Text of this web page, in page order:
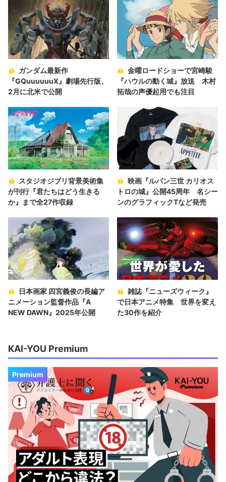
ガンダム最新作
『GQuuuuuuX』劇場先行版、
2月に北米で公開
金曜ロードショーで宮崎駿
『ハウルの動く城』放送 木村
拓哉の声優起用でも注目
スタジオジブリ背景美術集
が刊行『君たちはどう生きる
か』まで全27作収録
映画『ルパン三世 カリオス
トロの城』公開45周年 名シー
ンのグラフィックTなど発売
日本画家 四宮義俊の長編ア
ニメーション監督作品『A
NEW DAWN』2025年公開
雑誌『ニューズウィーク』
で日本アニメ特集 世界を変え
た30作を紹介
KAI-YOU Premium
Premium